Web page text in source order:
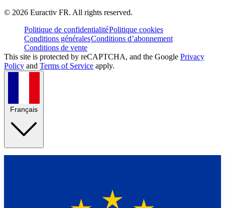
© 2026 Euractiv FR. All rights reserved.
Politique de confidentialitéPolitique cookies
Conditions généralesConditions d’abonnement
Conditions de vente
This site is protected by reCAPTCHA, and the Google Privacy
Policy and Terms of Service apply.
Français